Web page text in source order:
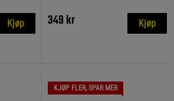
Kjøp 349 kr Kjøp
KJØP FLER, SPAR MER